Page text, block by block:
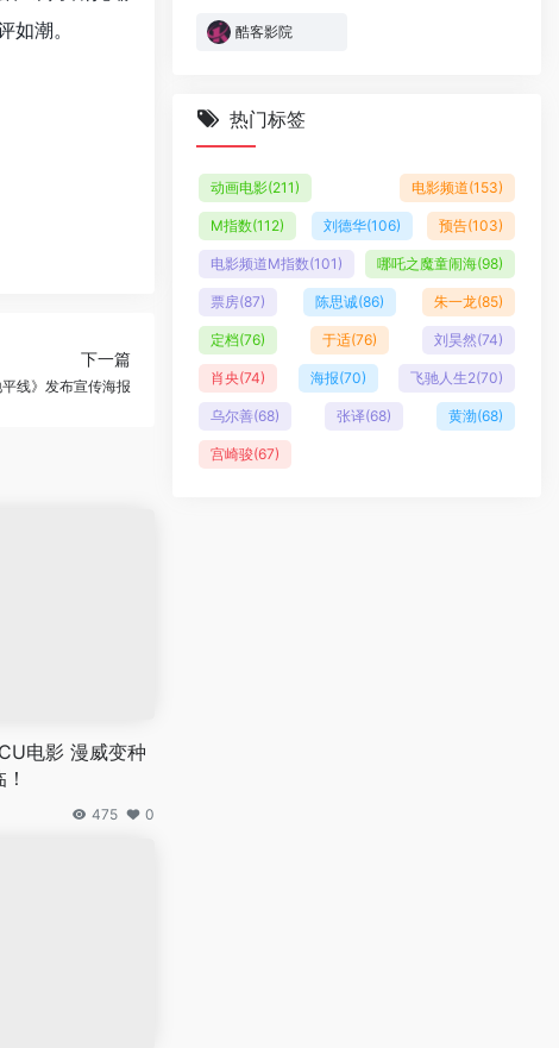
如潮。
下一篇
线》发布宣传海报
电影 漫威变种
475 0
酷客影院
热门标签
动画电影(211) 电影频道(153)
M指数(112) 刘德华(106) 预告(103)
电影频道M指数(101) 哪吒之魔童闹海(98)
票房(87) 陈思诚(86) 朱一龙(85)
定档(76) 于适(76) 刘昊然(74)
肖央(74) 海报(70) 飞驰人生2(70)
乌尔善(68) 张译(68) 黄渤(68)
宫崎骏(67)